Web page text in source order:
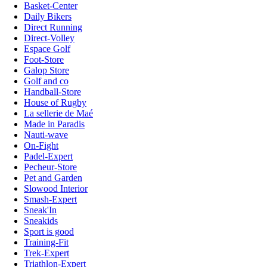
Basket-Center
Daily Bikers
Direct Running
Direct-Volley
Espace Golf
Foot-Store
Galop Store
Golf and co
Handball-Store
House of Rugby
La sellerie de Maé
Made in Paradis
Nauti-wave
On-Fight
Padel-Expert
Pecheur-Store
Pet and Garden
Slowood Interior
Smash-Expert
Sneak'In
Sneakids
Sport is good
Training-Fit
Trek-Expert
Triathlon-Expert